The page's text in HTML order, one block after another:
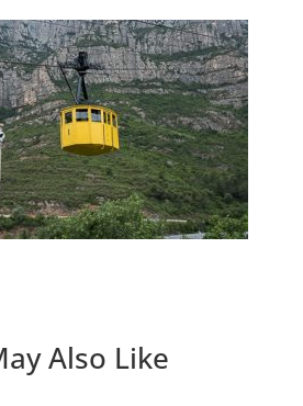
Also Like